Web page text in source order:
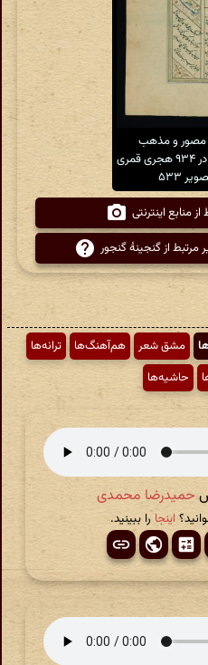
مصور و مذهب
نسخه‌برداری شده در ۹۳۴ هجری قمری
۵۳۳
منابع اینترنتی
مرتبط از گنجینهٔ گنجور
مشق شعر هم‌آهنگ‌ها
ترانه‌ها
حاشیه‌ها
حمیدرضا محمدی
اینجارا ببینید.